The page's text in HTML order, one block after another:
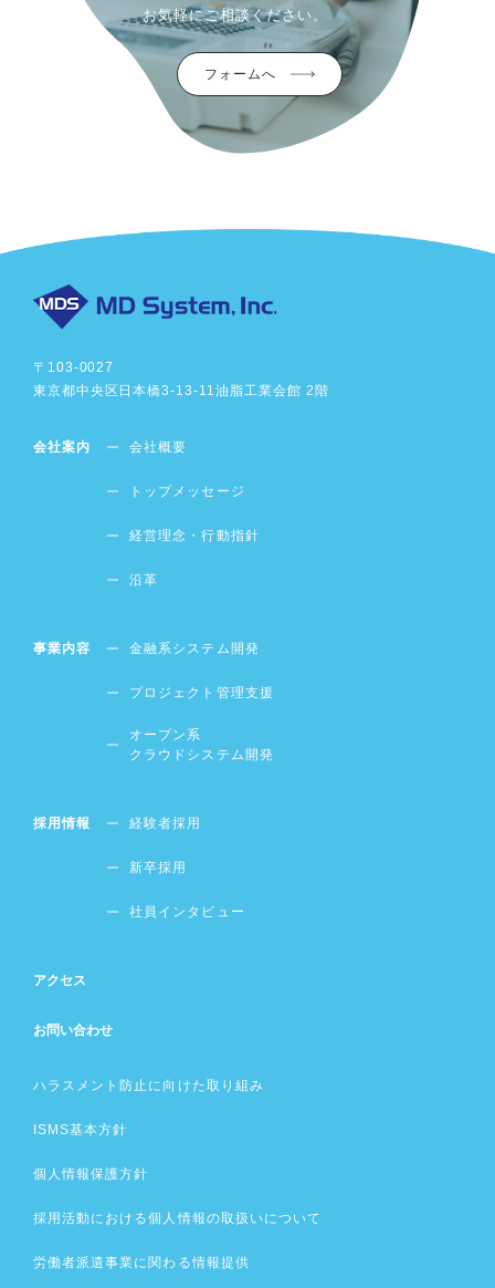
お気軽にご相談ください。
フォームへ
〒103-0027
東京都中央区日本橋3-13-11油脂工業会館 2階
会社案内 会社概要
トップメッセージ
経営理念・行動指針
沿革
事業内容 金融系システム開発
プロジェクト管理支援
オープン系
クラウドシステム開発
採用情報 経験者採用
新卒採用
社員インタビュー
アクセス
お問い合わせ
ハラスメント防止に向けた取り組み
ISMS基本方針
個人情報保護方針
採用活動における個人情報の取扱いについて
労働者派遣事業に関わる情報提供